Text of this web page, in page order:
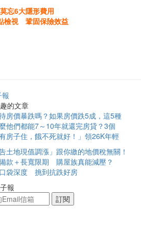
忘6大隱形費用
檢視 鞏固保險效益
的文章
房價暴跌嗎？如果房價跌5成，這5種
他們都能7～10年就還完房貸？3個
有房子住，餓不死就好！」領26K年輕
告土地現值調漲」跟你繳的地價稅無關！
款＋長寬限期 購屋族真能減壓？
袋深度 挑到抗跌好房
報
訂閱